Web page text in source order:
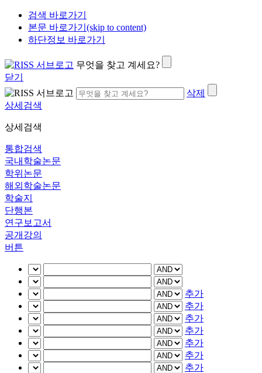
검색 바로가기
본문 바로가기(skip to content)
하단정보 바로가기
무엇을 찾고 계세요?
닫기
삭제
상세검색
상세검색
통합검색
국내학술논문
학위논문
해외학술논문
학술지
단행본
연구보고서
공개강의
버튼
추가
추가
추가
추가
추가
추가
추가